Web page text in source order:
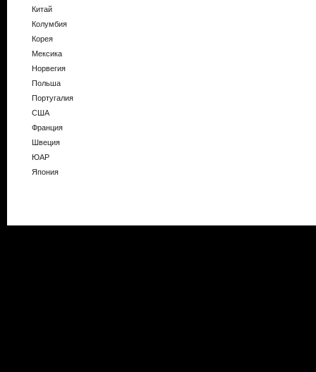
Китай
Колумбия
Корея
Мексика
Норвегия
Польша
Португалия
США
Франция
Швеция
ЮАР
Япония